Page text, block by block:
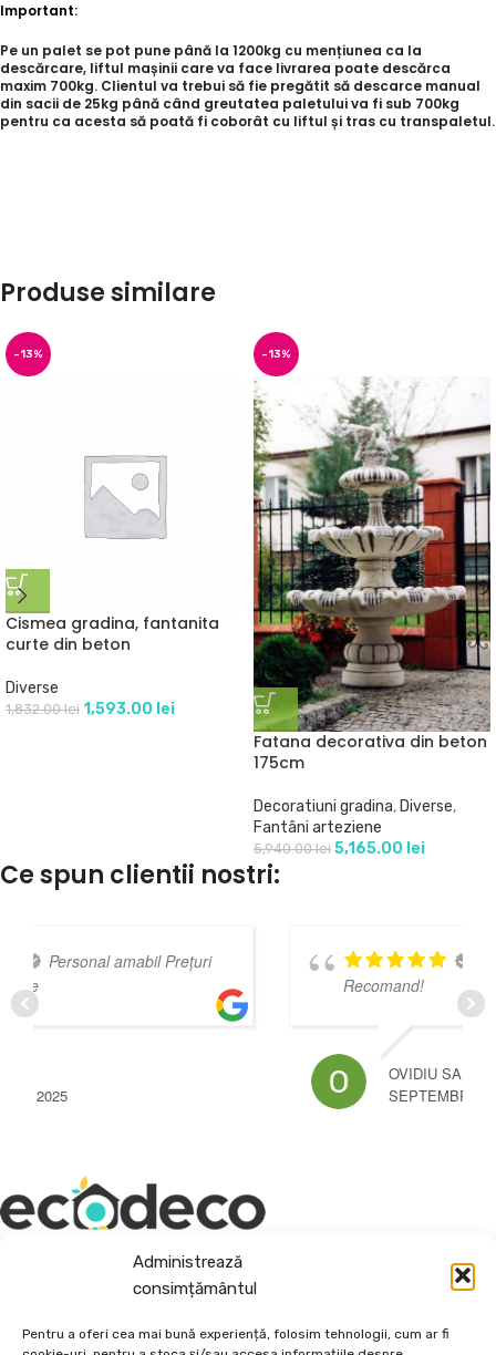
Administrează
consimțământul
Pentru a oferi cea mai bună experiență, folosim tehnologii, cum ar fi
Important:
Pe un palet se pot pune până la 1200kg cu mențiunea ca la
descărcare, liftul mașinii care va face livrarea poate descărca
maxim 700kg. Clientul va trebui să fie pregătit să descarce manual
din sacii de 25kg până când greutatea paletului va fi sub 700kg
pentru ca acesta să poată fi coborât cu liftul și tras cu transpaletul.
Produse similare
-13%
Cismea gradina, fantanita
curte din beton
Diverse
1,832.00lei 1,593.00 lei
-13%
Fatana decorativa din beton
175cm
Decoratiuni gradina, Diverse,
Fantâni arteziene
5,940.00lei 5,165.00 lei
Ce spun clientii nostri:
Foarte multumit.
SEPTEMBRIE 3, 2024
Depozit En-Gross și En-Detail
Piatră Decorativă și Plante Ornamentale